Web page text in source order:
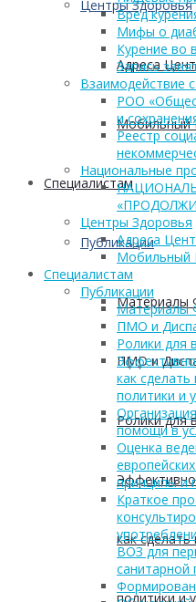
Центры Здоровья
Адреса
Мобильный
Cпециалистам
Публикации
Материалы
ПМО и
Ролики для
как
политики и
Вред
Мифы о
Курение во
Запись
Взаимодействие
РОО
и
Реестр
Национальные
Центры Здоровья
Адреса
Мобильный
Cпециалистам
Публикации
Материалы
ПМО и
Ролики для
как
политики и
помощи в
Оценка
принципы и
Краткое
ВОЗ для